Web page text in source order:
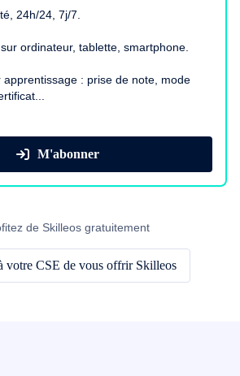
24h/24, 7j/7.
ordinateur, tablette, smartphone.
apprentissage : prise de note, mode
M'abonner
de Skilleos gratuitement
votre CSE de vous offrir Skilleos